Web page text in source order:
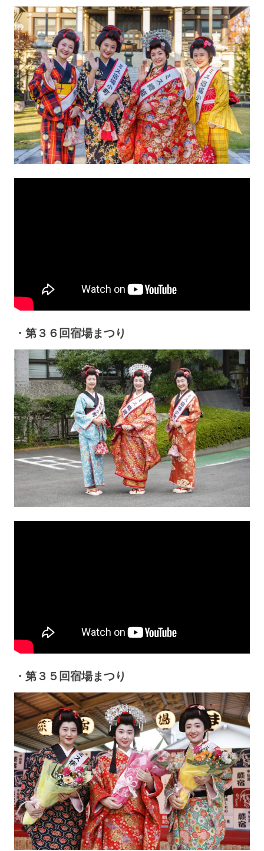
・第３６回宿場まつり
・第３５回宿場まつり